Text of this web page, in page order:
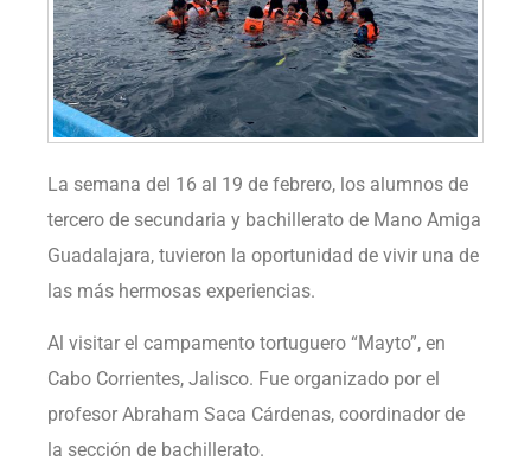
La semana del 16 al 19 de febrero, los alumnos de
tercero de secundaria y bachillerato de Mano Amiga
Guadalajara, tuvieron la oportunidad de vivir una de
las más hermosas experiencias.
Al visitar el campamento tortuguero “Mayto”, en
Cabo Corrientes, Jalisco. Fue organizado por el
profesor Abraham Saca Cárdenas, coordinador de
la sección de bachillerato.